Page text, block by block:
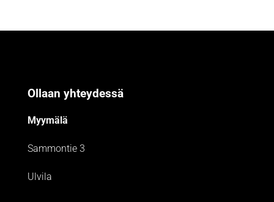
Ollaan yhteydessä
Myymälä
Sammontie 3
Ulvila